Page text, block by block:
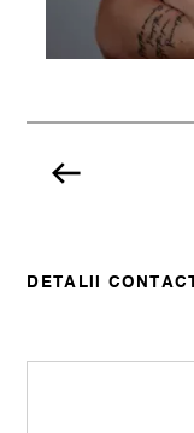
DETALII CONTACT